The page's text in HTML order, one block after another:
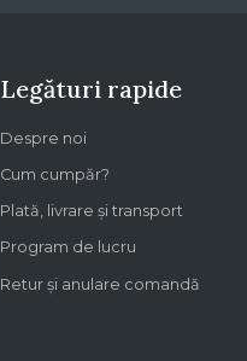
Legături rapide
Despre noi
Cum cumpăr?
Plată, livrare și transport
Program de lucru
Retur și anulare comandă